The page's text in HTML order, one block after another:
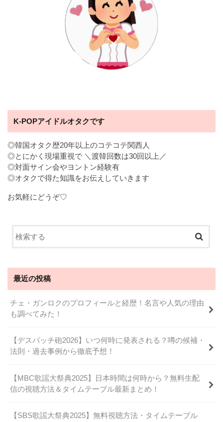
K-POPアイドルオタクです
◎韓国オタク歴20年以上のコテコテ関西人
◎とにかく現場重視で ＼渡韓回数は30回以上／
◎対面サイン会やヨントン経験有
◎オタクで得た知識をお伝えしていきます
お気軽にどうぞ♡
最近の投稿
チェ・ガンロクのプロフィールと経歴！名言や人気の理由
も調べてみた！
【デスパッチ砲2026】いつ何時に発表される？噂の候補・
法則・過去事例から徹底予想！
【MBC歌謡大祭典2025】日本時間は何時から？無料生配
信の視聴方法＆タイムテーブル最新まとめ！
【SBS歌謡大祭典2025】無料視聴方法・タイムテーブル